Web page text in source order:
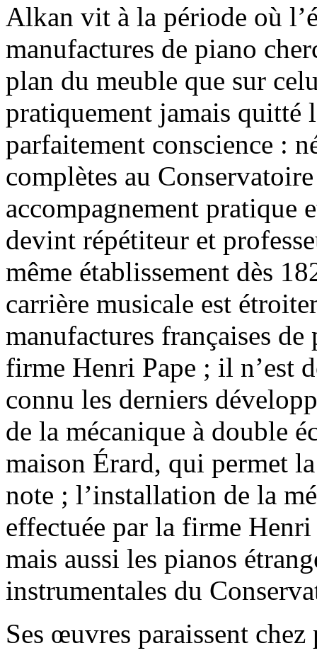
Alkan vit à la période où
manufactures de piano
plan du meuble que sur
pratiquement jamais quitté
parfaitement conscience :
complètes au
accompagnement pratique
devint répétiteur et
même établissement dès
carrière musicale est
manufactures françaises
firme Henri Pape ; il n’est
connu les derniers
de la mécanique à double
maison Érard, qui permet
note ; l’installation de la
effectuée par la firme Henri
mais aussi les pianos
instrumentales du
Ses œuvres paraissent